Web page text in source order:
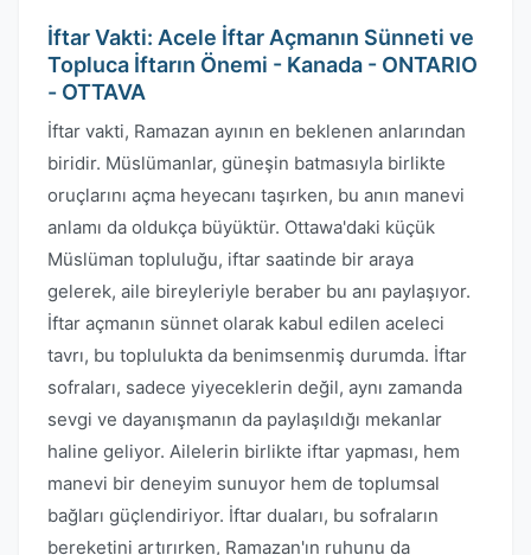
İftar Vakti: Acele İftar Açmanın Sünneti ve
Topluca İftarın Önemi - Kanada - ONTARIO
- OTTAVA
İftar vakti, Ramazan ayının en beklenen anlarından
biridir. Müslümanlar, güneşin batmasıyla birlikte
oruçlarını açma heyecanı taşırken, bu anın manevi
anlamı da oldukça büyüktür. Ottawa'daki küçük
Müslüman topluluğu, iftar saatinde bir araya
gelerek, aile bireyleriyle beraber bu anı paylaşıyor.
İftar açmanın sünnet olarak kabul edilen aceleci
tavrı, bu toplulukta da benimsenmiş durumda. İftar
sofraları, sadece yiyeceklerin değil, aynı zamanda
sevgi ve dayanışmanın da paylaşıldığı mekanlar
haline geliyor. Ailelerin birlikte iftar yapması, hem
manevi bir deneyim sunuyor hem de toplumsal
bağları güçlendiriyor. İftar duaları, bu sofraların
bereketini artırırken, Ramazan'ın ruhunu da